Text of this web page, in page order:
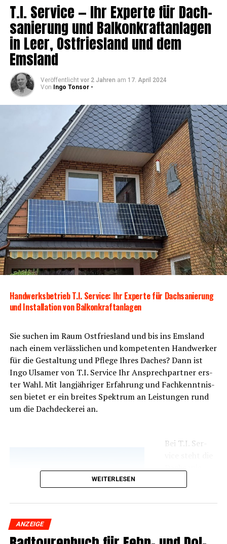
T.I. Ser­vice — Ihr Exper­te für Dach­
sa­nie­rung und Bal­kon­kraft­an­la­gen
in Leer, Ost­fries­land und dem
Emsland
Veröffentlicht vor 2 Jahren am 17. April 2024
Von
Ingo Tonsor -
Hand­werks­be­trieb T.I. Ser­vice: Ihr Exper­te für Dach­sa­nie­rung
und Instal­la­ti­on von Balkonkraftanlagen
Sie suchen im Raum Ost­fries­land und bis ins Ems­land
nach einem ver­läss­li­chen und kom­pe­ten­ten Hand­wer­ker
für die Gestal­tung und Pfle­ge Ihres Daches? Dann ist
Ingo Ulsa­mer von T.I. Ser­vice Ihr Ansprech­part­ner ers­
ter Wahl. Mit lang­jäh­ri­ger Erfah­rung und Fach­kennt­nis­
sen bie­tet er ein brei­tes Spek­trum an Leis­tun­gen rund
um die Dach­de­cke­rei an.
Bei T.I. Ser­
aller Art im
ra­tu­ren bis
WEITERLESEN
ANZEIGE